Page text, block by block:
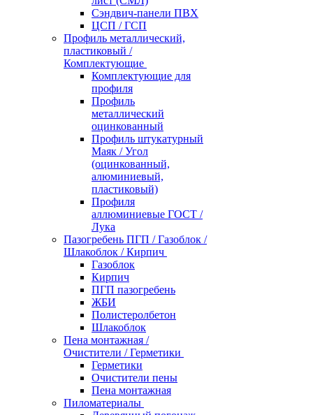
Сэндвич-панели ПВХ
ЦСП / ГСП
Профиль металлический,
пластиковый /
Комплектующие
Комплектующие для
профиля
Профиль
металлический
оцинкованный
Профиль штукатурный
Маяк / Угол
(оцинкованный,
алюминиевый,
пластиковый)
Профиля
аллюминиевые ГОСТ /
Лука
Пазогребень ПГП / Газоблок /
Шлакоблок / Кирпич
Газоблок
Кирпич
ПГП пазогребень
ЖБИ
Полистеролбетон
Шлакоблок
Пена монтажная /
Очистители / Герметики
Герметики
Очистители пены
Пена монтажная
Пиломатериалы